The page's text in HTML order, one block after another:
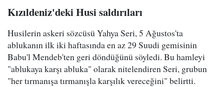
Kızıldeniz'deki Husi saldırıları
Husilerin askeri sözcüsü Yahya Seri, 5 Ağustos'ta
ablukanın ilk iki haftasında en az 29 Suudi gemisinin
Babu'l Mendeb'ten geri döndüğünü söyledi. Bu hamleyi
"ablukaya karşı abluka" olarak nitelendiren Seri, grubun
"her tırmanışa tırmanışla karşılık vereceğini" belirtti.